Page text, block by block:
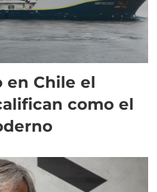
en Chile el
como el